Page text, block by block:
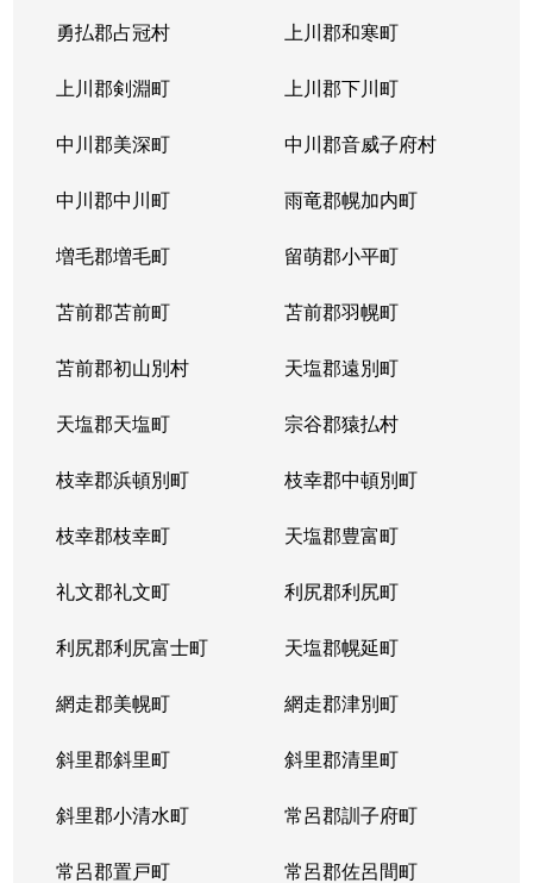
勇払郡占冠村 上川郡和寒町
上川郡剣淵町 上川郡下川町
中川郡美深町 中川郡音威子府村
中川郡中川町 雨竜郡幌加内町
増毛郡増毛町 留萌郡小平町
苫前郡苫前町 苫前郡羽幌町
苫前郡初山別村 天塩郡遠別町
天塩郡天塩町 宗谷郡猿払村
枝幸郡浜頓別町 枝幸郡中頓別町
枝幸郡枝幸町 天塩郡豊富町
礼文郡礼文町 利尻郡利尻町
利尻郡利尻富士町 天塩郡幌延町
網走郡美幌町 網走郡津別町
斜里郡斜里町 斜里郡清里町
斜里郡小清水町 常呂郡訓子府町
常呂郡置戸町 常呂郡佐呂間町